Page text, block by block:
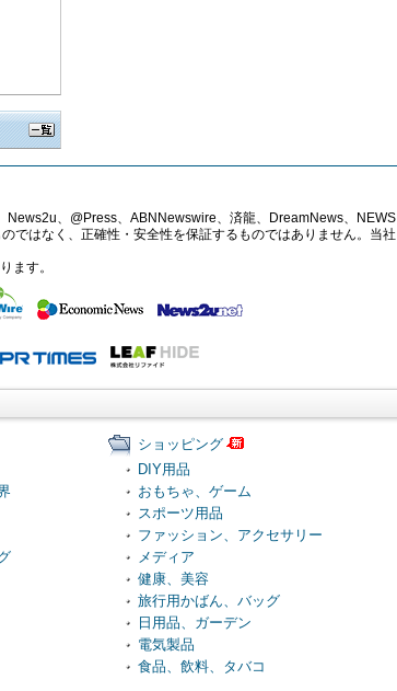
News2u、@Press、ABNNewswire、済龍、DreamNews、NEWS
ではなく、正確性・安全性を保証するものではありません。当社
ます。
ショッピング
DIY用品
おもちゃ、ゲーム
スポーツ用品
ファッション、アクセサリー
メディア
健康、美容
旅行用かばん、バッグ
日用品、ガーデン
電気製品
食品、飲料、タバコ